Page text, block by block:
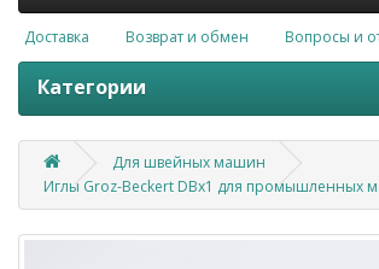
Доставка Возврат и обмен Вопросы и
Категории
Для швейных машин
Иглы Groz-Beckert DBх1 для промышленных